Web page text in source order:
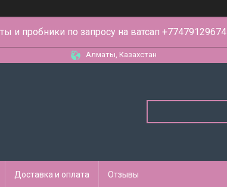
и пробники по запросу на ватсап +77479129674
Алматы, Казахстан
Доставка и оплата Отзывы